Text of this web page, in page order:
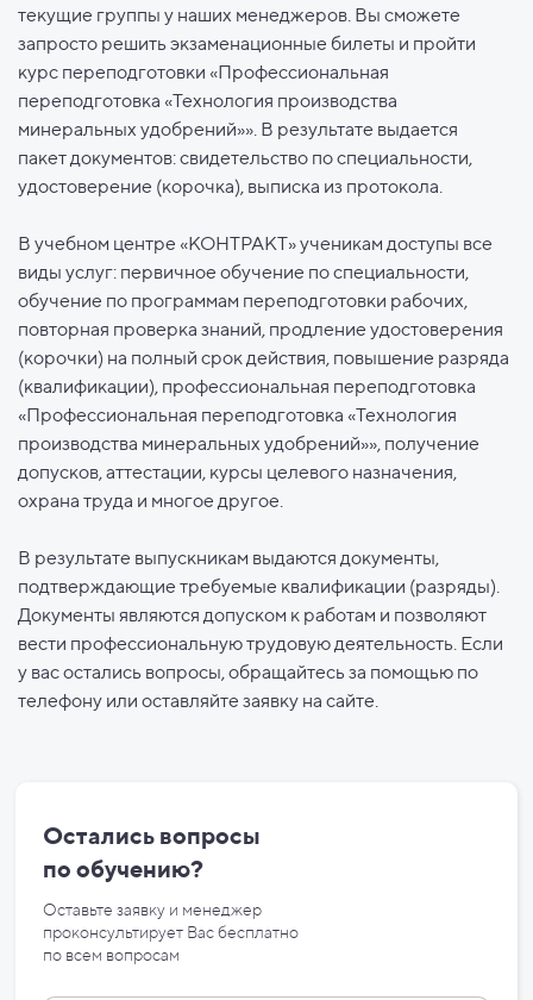
текущие группы у наших менеджеров. Вы сможете
запросто решить экзаменационные билеты и пройти
курс переподготовки «Профессиональная
переподготовка «Технология производства
минеральных удобрений»». В результате выдается
пакет документов: свидетельство по специальности,
удостоверение (корочка), выписка из протокола.
В учебном центре «КОНТРАКТ» ученикам доступы все
виды услуг: первичное обучение по специальности,
обучение по программам переподготовки рабочих,
повторная проверка знаний, продление удостоверения
(корочки) на полный срок действия, повышение разряда
(квалификации), профессиональная переподготовка
«Профессиональная переподготовка «Технология
производства минеральных удобрений»», получение
допусков, аттестации, курсы целевого назначения,
охрана труда и многое другое.
В результате выпускникам выдаются документы,
подтверждающие требуемые квалификации (разряды).
Документы являются допуском к работам и позволяют
вести профессиональную трудовую деятельность. Если
у вас остались вопросы, обращайтесь за помощью по
телефону или оставляйте заявку на сайте.
Остались вопросы
по обучению?
Оставьте заявку и менеджер
проконсультирует Вас бесплатно
по всем вопросам